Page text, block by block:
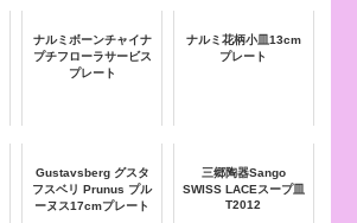
ナルミボーンチャイナ
プチフローラサービス
プレート
ナルミ花柄小皿13cm
プレート
Gustavsberg グスタ
フスベリ Prunus プル
ーヌス17cmプレート
三郷陶器Sango
SWISS LACEスープ皿
T2012